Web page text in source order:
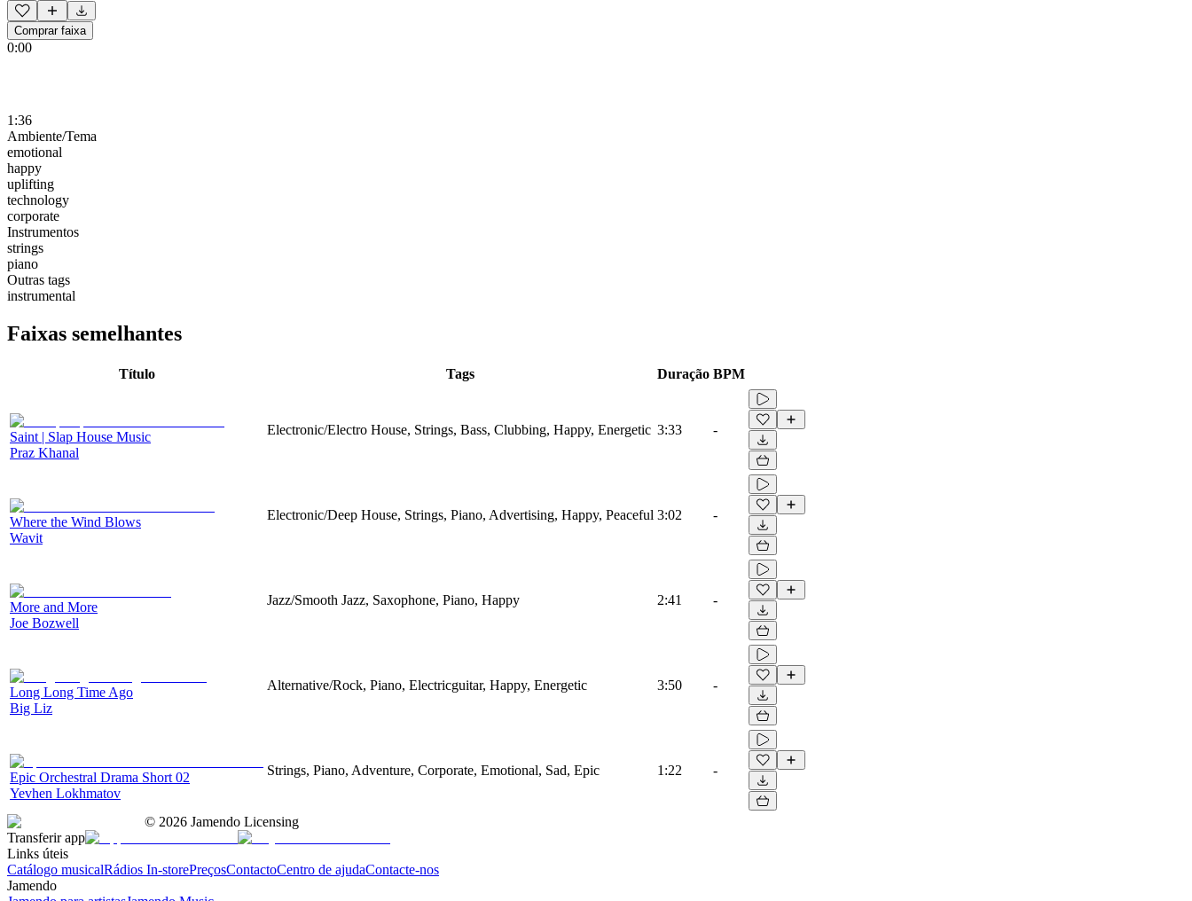
Comprar faixa
0:00
1:36
Ambiente/Tema
emotional
happy
uplifting
technology
corporate
Instrumentos
strings
piano
Outras tags
instrumental
Faixas semelhantes
Título Tags Duração BPM
Saint | Slap House Music
Praz Khanal
Electronic/Electro House, Strings, Bass, Clubbing, Happy, Energetic 3:33 -
Where the Wind Blows
Wavit
Electronic/Deep House, Strings, Piano, Advertising, Happy, Peaceful 3:02 -
More and More
Joe Bozwell
Jazz/Smooth Jazz, Saxophone, Piano, Happy 2:41 -
Long Long Time Ago
Big Liz
Alternative/Rock, Piano, Electricguitar, Happy, Energetic 3:50 -
Epic Orchestral Drama Short 02
Yevhen Lokhmatov
Strings, Piano, Adventure, Corporate, Emotional, Sad, Epic 1:22 -
© 2026 Jamendo Licensing
Transferir app
Links úteis
Catálogo musicalRádios In-storePreçosContactoCentro de ajudaContacte-nos
Jamendo